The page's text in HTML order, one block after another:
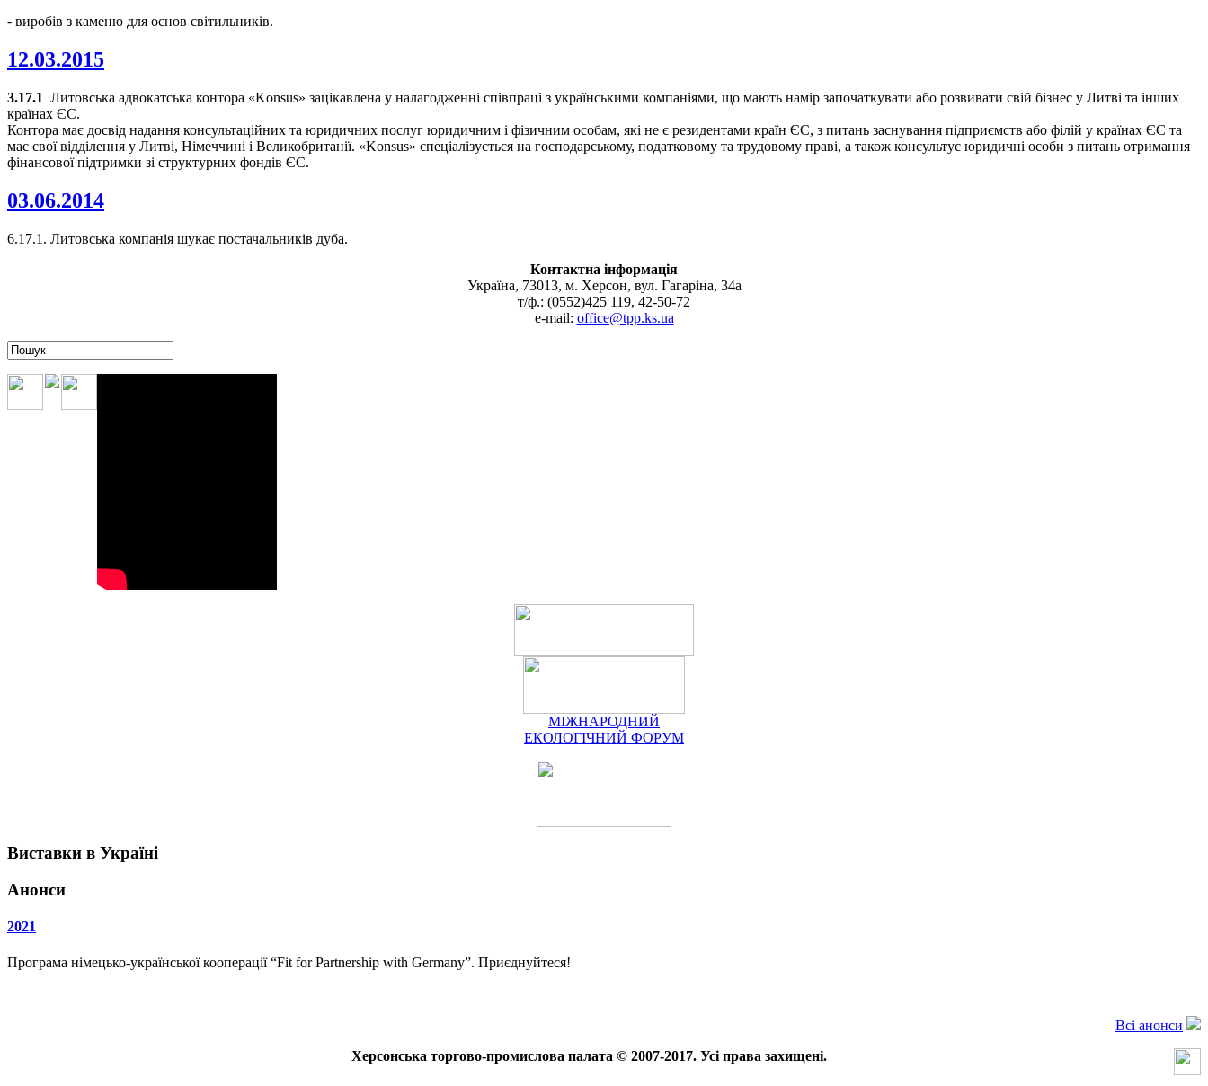
- виробів з каменю для основ світильників.
12.03.2015
3.17.1 Литовська адвокатська контора «Konsus» зацікавлена у налагодженні співпраці з українськими компаніями, що мають намір започаткувати або розвивати свій бізнес у Литві та інших
країнах ЄС.
Контора має досвід надання консультаційних та юридичних послуг юридичним і фізичним особам, які не є резидентами країн ЄС, з питань заснування підприємств або філій у країнах ЄС та
має свої відділення у Литві, Німеччині і Великобританії. «Konsus» спеціалізується на господарському, податковому та трудовому праві, а також консультує юридичні особи з питань отримання
фінансової підтримки зі структурних фондів ЄС.
03.06.2014
6.17.1. Литовська компанія шукає постачальників дуба.
Контактна інформація
Україна, 73013, м. Херсон, вул. Гагаріна, 34а
т/ф.: (0552)425 119, 42-50-72
e-mail: office@tpp.ks.ua
МІЖНАРОДНИЙ
ЕКОЛОГІЧНИЙ ФОРУМ
Виставки в Україні
Анонси
2021
Програма німецько-української кооперації “Fit for Partnership with Germany”. Приєднуйтеся!
Всі анонси
Херсонська торгово-промислова палата © 2007-2017. Усі права захищені.